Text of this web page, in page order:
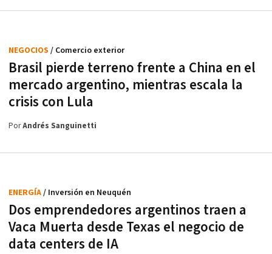
Brasil pierde terreno frente a China en el
mercado argentino, mientras escala la
crisis con Lula
NEGOCIOS / Comercio exterior
PorAndrés Sanguinetti
Dos emprendedores argentinos traen a
Vaca Muerta desde Texas el negocio de
data centers de IA
ENERGÍA/ Inversión en Neuquén